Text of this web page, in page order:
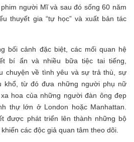
người Mĩ và sau đó sống 60 năm
thuyết gia “tự học” và xuất bản tác
bối cảnh đặc biệt, các mối quan hệ
bí ẩn và nhiều bữa tiệc tai tiếng,
chuyện về tình yêu và sự trả thù, sự
khổ, từ đó đưa những người phụ nữ
hoa của những người đàn ông đẹp
thự lớn ở London hoặc Manhattan.
được phát triển lên thành những bộ
các độc giả quan tâm theo dõi.